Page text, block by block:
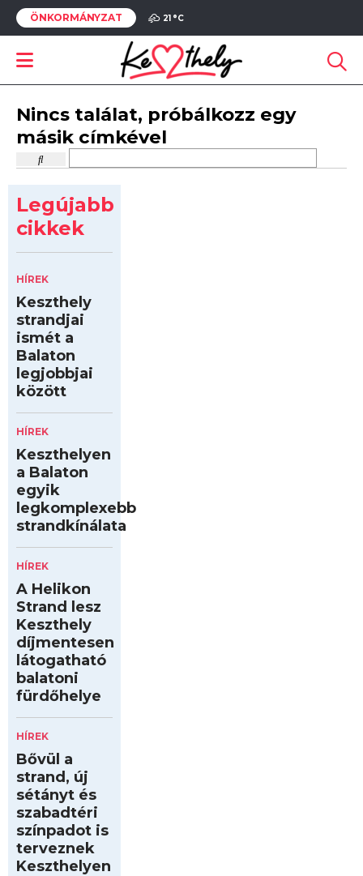
ÖNKORMÁNYZAT 21 °C
Nincs találat, próbálkozz egy
másik címkével
Legújabb
cikkek
HÍREK
Keszthely
strandjai
ismét a
Balaton
legjobbjai
között
HÍREK
Keszthelyen
a Balaton
egyik
legkomplexebb
strandkínálata
HÍREK
A Helikon
Strand lesz
Keszthely
díjmentesen
látogatható
balatoni
fürdőhelye
HÍREK
Bővül a
strand, új
sétányt és
szabadtéri
színpadot is
terveznek
Keszthelyen